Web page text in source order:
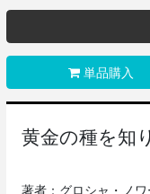
単品購入
黄金の種を知
著者：グロシャ・ノ